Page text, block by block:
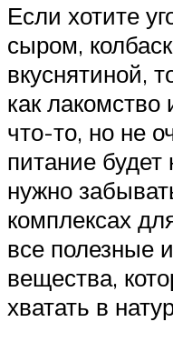
Если хотите
сыром,
вкуснятиной,
как
что-то, но не
питание будет
нужно
комплексах
все полезные
вещества,
хватать в